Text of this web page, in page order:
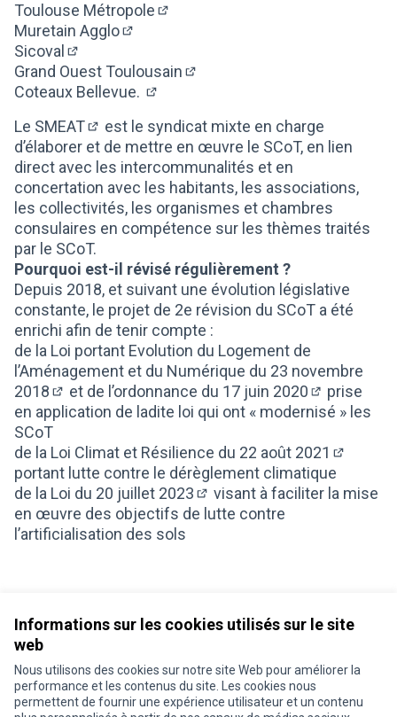
Informations sur les cookies utilisés sur le site
web
Nous utilisons des cookies sur notre site Web pour améliorer la
performance et les contenus du site. Les cookies nous
permettent de fournir une expérience utilisateur et un contenu
Toulouse Métropole
Muretain Agglo
Sicoval
(Lien externe)
Grand Ouest Toulousain
Coteaux Bellevue.
Le SMEAT
(Lien externe)
est le syndicat mixte en charge
d’élaborer et de mettre en œuvre le SCoT, en lien
direct avec les intercommunalités et en
concertation avec les habitants, les associations,
les collectivités, les organismes et chambres
consulaires en compétence sur les thèmes traités
par le SCoT.
Pourquoi est-il révisé régulièrement ?
Depuis 2018, et suivant une évolution législative
constante, le projet de 2e révision du SCoT a été
enrichi afin de tenir compte :
de la Loi portant Evolution du Logement de
l’Aménagement et du Numérique du 23 novembre
2018
(Lien externe)
et de l’ordonnance du 17 juin 2020
(Lien
prise
en application de ladite loi qui ont « modernisé » les
SCoT
de la Loi Climat et Résilience du 22 août 2021
(Lien
portant lutte contre le dérèglement climatique
de la Loi du 20 juillet 2023
(Lien externe)
visant à faciliter la mise
en œuvre des objectifs de lutte contre
l’artificialisation des sols
Conditions d'utilisation
Paramètres des cookies
Je participe ! sur X
Je participe ! sur Facebook
Je participe ! sur Instagram